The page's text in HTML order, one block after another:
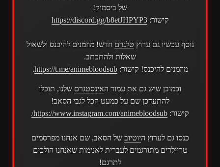
של ביסמוק!
קישור:https://discord.gg/b8etJHPYP3
נוסף עכשיו גם ערוץ טלגרם חדש! מוזמנים להיכנס ולשאול
שאלות ולהתכתב.
מוזמנים להיכנס! קישור:https://t.me/animebloodsub
.
וכמובן שיש גם את עמוד האינסטגרם שלנו, תוכלו
להתעדכן שם על כמעט הכל לגבי הסאב!
קישור:https://www.instagram.com/animebloodsub/
כנסו גם לערוץ היוטיוב של הסאב, שם אנחנו מפרסמים
טריילרים מתורגמים לעברית לאנימות שאנחנו הולכים
לתרגם!